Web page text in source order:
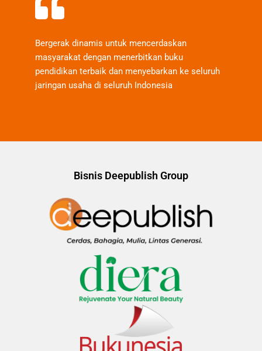
Bergerak dinamis untuk mencerdaskan
masyarakat dengan menerbitkan buku
pendidikan terbaik dan menyebarkan ke seluruh
jaringan usaha di seluruh Indonesia
Bisnis Deepublish Group